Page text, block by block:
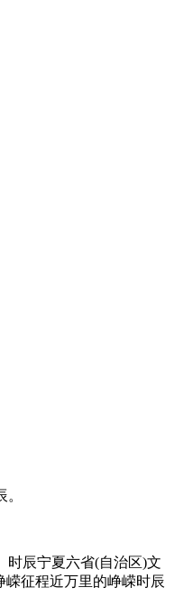
、时辰宁夏六省(自治区)文
嵘征程近万里的峥嵘时辰